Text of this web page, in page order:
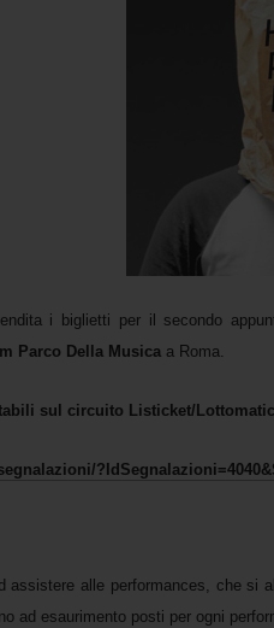
i biglietti per il secondo
Parco Della Musica a Roma.
sul circuito Listicket/
assistere alle performances, che
ad esaurimento posti per ogni